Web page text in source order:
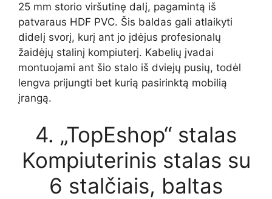
25 mm storio viršutinę dalį, pagamintą iš
patvaraus HDF PVC. Šis baldas gali atlaikyti
didelį svorį, kurį ant jo įdėjus profesionalų
žaidėjų stalinį kompiuterį. Kabelių įvadai
montuojami ant šio stalo iš dviejų pusių, todėl
lengva prijungti bet kurią pasirinktą mobilią
įrangą.
4. „TopEshop“ stalas
Kompiuterinis stalas su
6 stalčiais, baltas